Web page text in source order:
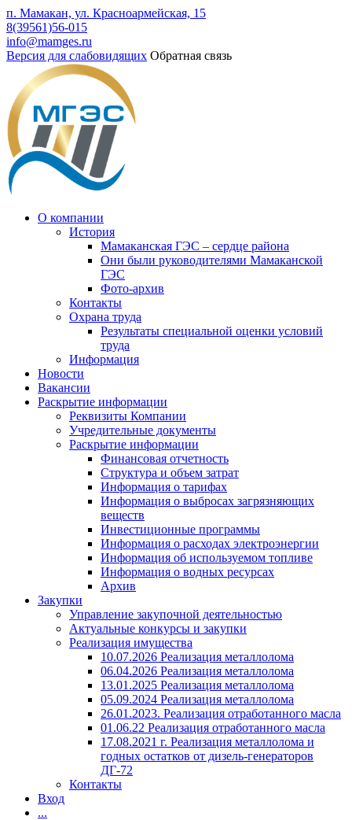
п. Мамакан, ул. Красноармейская, 15
8(39561)56-015
info@mamges.ru
Версия для слабовидящих Обратная связь
О компании
История
Мамаканская ГЭС – сердце района
Они были руководителями Мамаканской
ГЭС
Фото-архив
Контакты
Охрана труда
Результаты специальной оценки условий
труда
Информация
Новости
Вакансии
Раскрытие информации
Реквизиты Компании
Учредительные документы
Раскрытие информации
Финансовая отчетность
Структура и объем затрат
Информация о тарифах
Информация о выбросах загрязняющих
веществ
Инвестиционные программы
Информация о расходах электроэнергии
Информация об используемом топливе
Информация о водных ресурсах
Архив
Закупки
Управление закупочной деятельностью
Актуальные конкурсы и закупки
Реализация имущества
10.07.2026 Реализация металлолома
06.04.2026 Реализация металлолома
13.01.2025 Реализация металлолома
05.09.2024 Реализация металлолома
26.01.2023. Реализация отработанного масла
01.06.22 Реализация отработанного масла
17.08.2021 г. Реализация металлолома и
годных остатков от дизель-генераторов
ДГ-72
Контакты
Вход
...